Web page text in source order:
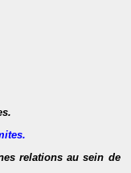
.
.
relations au sein de